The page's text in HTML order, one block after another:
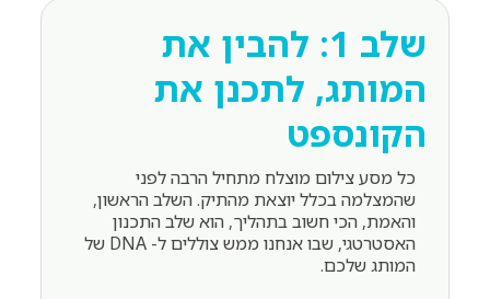
שלב 1: להבין את
המותג, לתכנן את
הקונספט
כל מסע צילום מוצלח מתחיל הרבה לפני
שהמצלמה בכלל יוצאת מהתיק. השלב הראשון,
והאמת, הכי חשוב בתהליך, הוא שלב התכנון
האסטרטגי, שבו אנחנו ממש צוללים ל- DNA של
המותג שלכם.